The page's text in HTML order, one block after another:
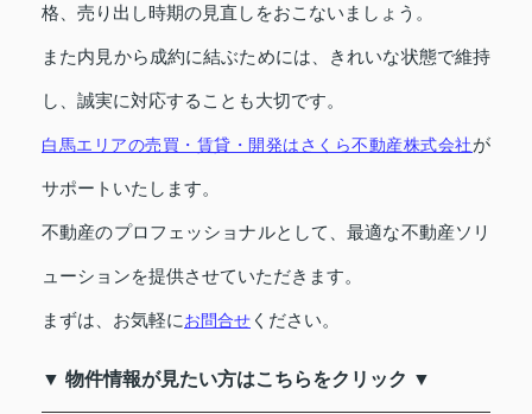
格、売り出し時期の見直しをおこないましょう。
また内見から成約に結ぶためには、きれいな状態で維持
し、誠実に対応することも大切です。
白馬エリアの売買・賃貸・開発はさくら不動産株式会社が
サポートいたします。
不動産のプロフェッショナルとして、最適な不動産ソリ
ューションを提供させていただきます。
まずは、お気軽にお問合せ ください。
▼ 物件情報が見たい方はこちらをクリック ▼